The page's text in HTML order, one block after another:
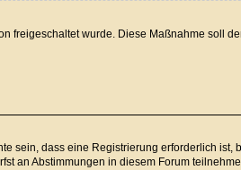
freigeschaltet wurde. Diese Maßnahme soll
sein, dass eine Registrierung erforderlich ist,
an Abstimmungen in diesem Forum